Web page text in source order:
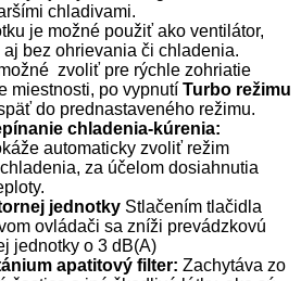
chladivami.
je možné použiť ako ventilátor,
aj bez ohrievania či chladenia.
zvoliť pre rýchle zohriatie
miestnosti, po vypnutí Turbo režimu
do prednastaveného režimu.
chladenia-kúrenia:
automaticky zvoliť režim
za účelom dosiahnutia
jednotky Stlačením tlačidla
ovládači sa zníži prevádzkovú
jednotky o 3 dB(A)
apatitový filter: Zachytáva zo